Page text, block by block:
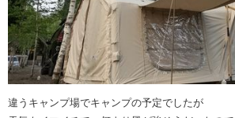
違うキャンプ場でキャンプの予定でしたが